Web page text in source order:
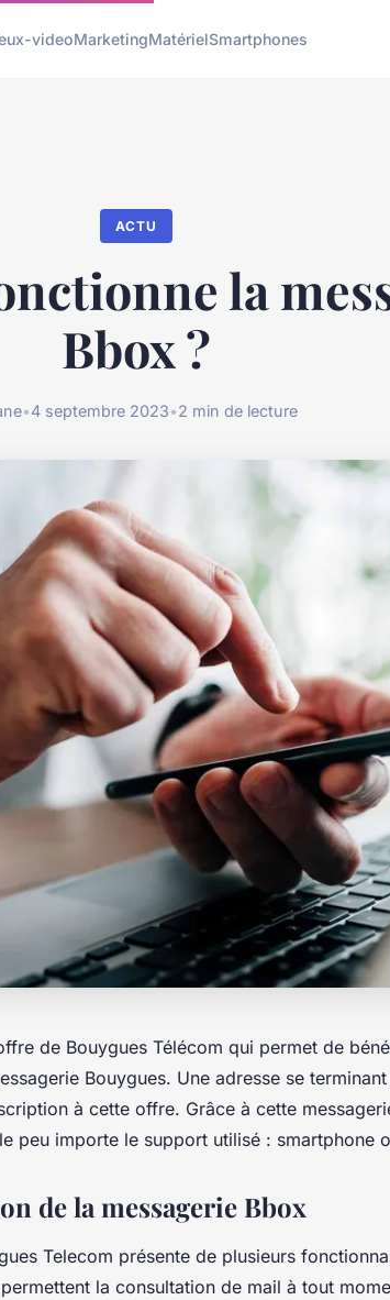
videoMarketingMatérielSmartphones
ACTU
la
Bbox ?
•4 septembre 2023•2 min de lecture
de Bouygues Télécom qui permet de
Bouygues. Une adresse se
à cette offre. Grâce à cette
peu importe le support utilisé : smartphone
de la messagerie Bbox
Telecom présente de plusieurs
la consultation de mail à tout